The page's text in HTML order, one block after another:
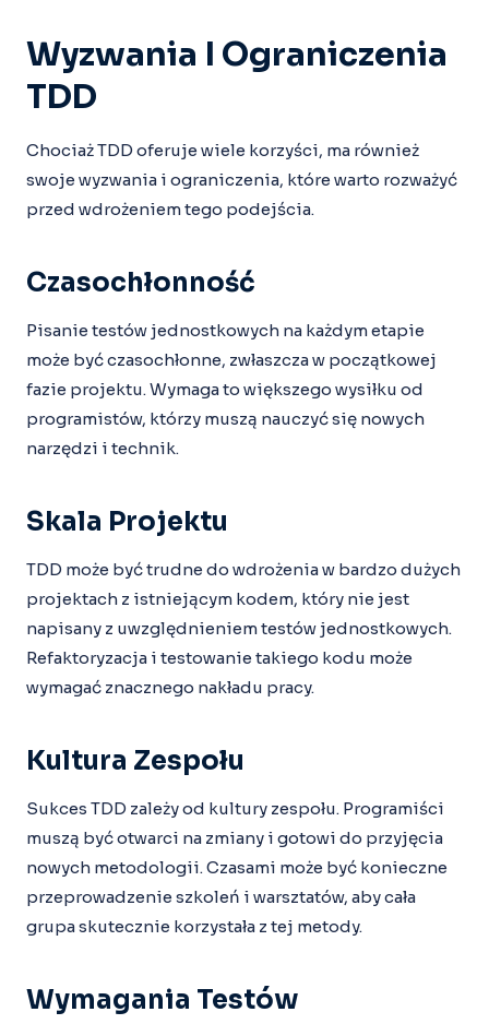
Wyzwania I Ograniczenia
TDD
Chociaż TDD oferuje wiele korzyści, ma również
swoje wyzwania i ograniczenia, które warto rozważyć
przed wdrożeniem tego podejścia.
Czasochłonność
Pisanie testów jednostkowych na każdym etapie
może być czasochłonne, zwłaszcza w początkowej
fazie projektu. Wymaga to większego wysiłku od
programistów, którzy muszą nauczyć się nowych
narzędzi i technik.
Skala Projektu
TDD może być trudne do wdrożenia w bardzo dużych
projektach z istniejącym kodem, który nie jest
napisany z uwzględnieniem testów jednostkowych.
Refaktoryzacja i testowanie takiego kodu może
wymagać znacznego nakładu pracy.
Kultura Zespołu
Sukces TDD zależy od kultury zespołu. Programiści
muszą być otwarci na zmiany i gotowi do przyjęcia
nowych metodologii. Czasami może być konieczne
przeprowadzenie szkoleń i warsztatów, aby cała
grupa skutecznie korzystała z tej metody.
Wymagania Testów